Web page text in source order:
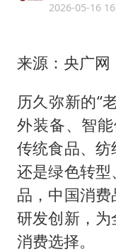
2026-05-16
来源：央广网
历久弥新的“
外装备、智
传统食品、纺
还是绿色转
品，中国消
研发创新，
消费选择。